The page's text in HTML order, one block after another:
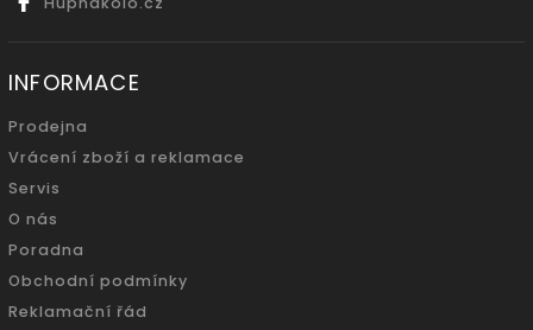
INFORMACE
Prodejna
Vrácení zboží a reklamace
Servis
O nás
Poradna
Obchodní podmínky
Reklamační řád